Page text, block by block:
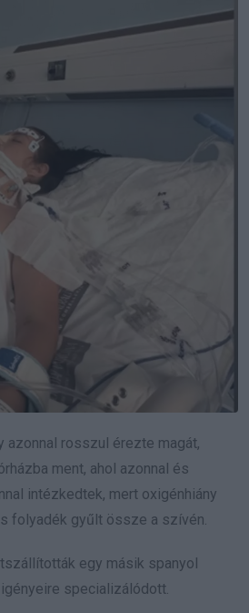
azonnal rosszul érezte magát,
ment, ahol azonnal és
intézkedtek, mert oxigénhiány
folyadék gyűlt össze a szívén.
egy másik spanyol
specializálódott.